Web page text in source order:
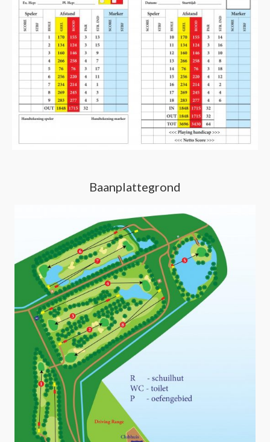
Baanplattegrond